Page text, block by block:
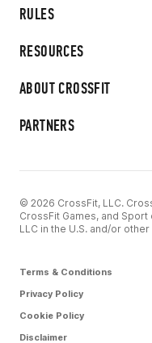
RULES
RESOURCES
ABOUT CROSSFIT
PARTNERS
© 2026 CrossFit, LLC.
CrossFit Games, and
LLC in the U.S. and/or
Terms & Conditions
Privacy Policy
Cookie Policy
Disclaimer